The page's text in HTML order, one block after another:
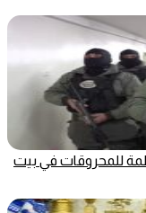
للمحروقات في بيت